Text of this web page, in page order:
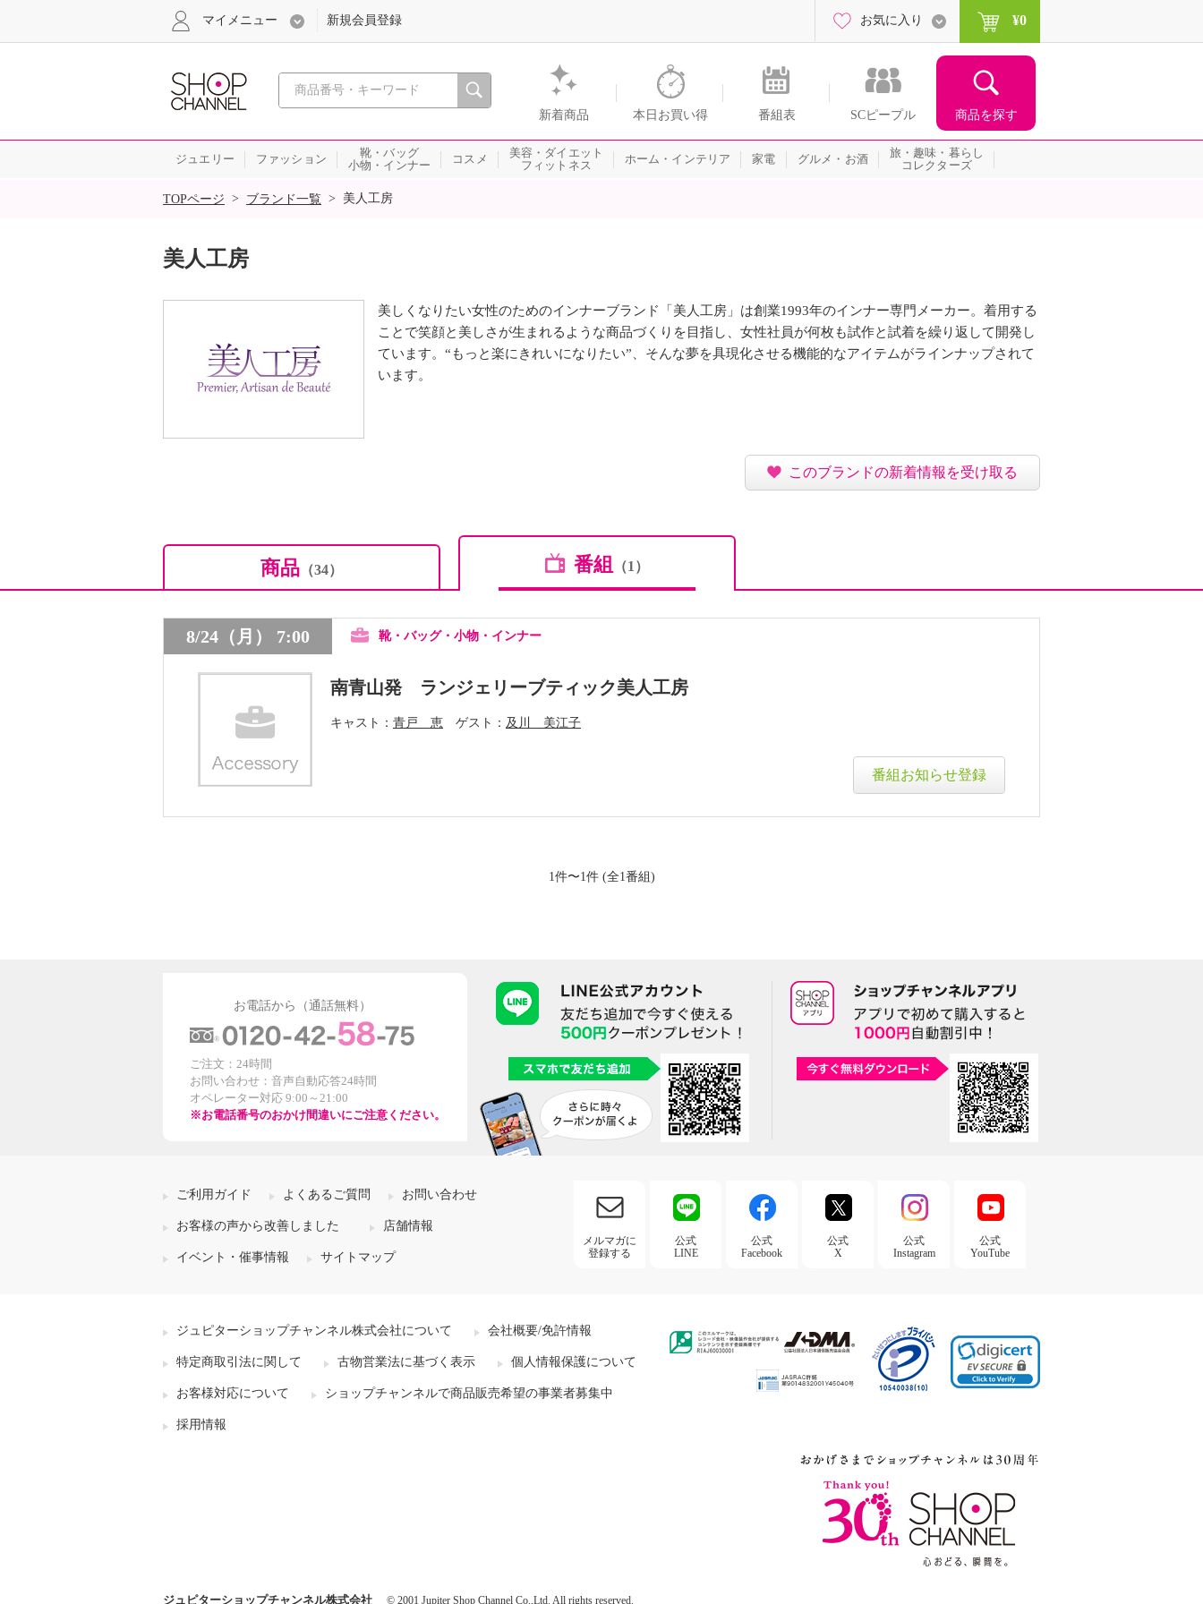
心おどる、瞬間を。通販・テレビショッピングのショップチャンネル
新着商品 本日お買い得 番組表 SCピープル 商品を探す
マイメニュー 新規会員登録 お気に入り ¥0
ジュエリー ファッション
靴・バッグ
小物・インナー
コスメ
美容・ダイエット
フィットネス
ホーム・インテリア 家電 グルメ・お酒
旅・趣味・暮らし
コレクターズ
SALE
TOPページ > ブランド一覧 > 美人工房
美人工房
美しくなりたい女性のためのインナーブランド「美人工房」は創業1993年のインナー専門メーカー。着用する
ことで笑顔と美しさが生まれるような商品づくりを目指し、女性社員が何枚も試作と試着を繰り返して開発し
ています。“もっと楽にきれいになりたい”、そんな夢を具現化させる機能的なアイテムがラインナップされて
います。
このブランドの新着情報を受け取る
商品 （34） 番組 （1）
8/24（月） 7:00 靴・バッグ・小物・インナー
南青山発 ランジェリーブティック美人工房
キャスト 青戸 恵 ゲスト 及川 美江子
番組お知らせ登録
1件〜1件 (全1番組)
お電話から（通話無料）
ご注文：24時間
お問い合わせ：音声自動応答24時間
オペレーター対応 9:00～21:00
※お電話番号のおかけ間違いにご注意ください。
ご利用ガイド よくあるご質問 お問い合わせ
お客様の声から改善しました 店舗情報
イベント・催事情報 サイトマップ
メルマガに
登録する
公式
LINE
公式
Facebook
公式
X
公式
Instagram
公式
YouTube
ジュピターショップチャンネル株式会社について 会社概要/免許情報
特定商取引法に関して 古物営業法に基づく表示 個人情報保護について
お客様対応について ショップチャンネルで商品販売希望の事業者募集中
採用情報
ジュピターショップチャンネル株式会社 © 2001 Jupiter Shop Channel Co.,Ltd. All rights reserved.